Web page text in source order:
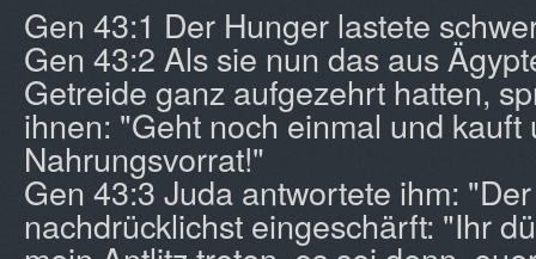
Gen 43:1 Der Hunger lastete
Gen 43:2 Als sie nun das aus
Getreide ganz aufgezehrt hatten,
ihnen: "Geht noch einmal und kauft
Nahrungsvorrat!"
Gen 43:3 Juda antwortete ihm:
nachdrücklichst eingeschärft: "Ihr